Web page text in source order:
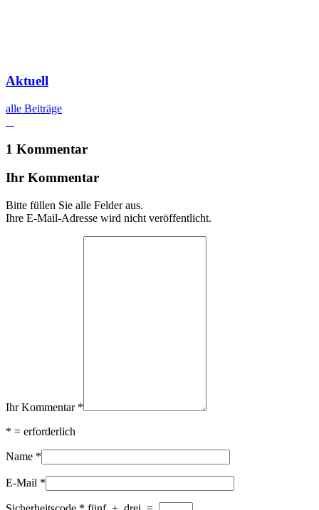
Aktuell
alle Beiträge
1 Kommentar
Ihr Kommentar
Bitte füllen Sie alle Felder aus.
Ihre E-Mail-Adresse wird nicht veröffentlicht.
Ihr Kommentar *
* = erforderlich
Name *
E-Mail *